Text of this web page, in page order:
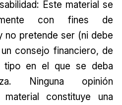
Este material se
con fines de
no pretende ser (ni debe
consejo financiero, de
en el que se deba
Ninguna opinión
constituye una